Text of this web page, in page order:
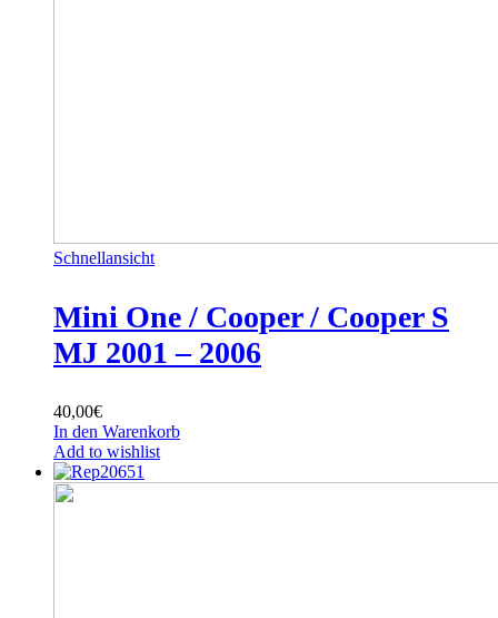
Schnellansicht
Mini One / Cooper / Cooper S
MJ 2001 – 2006
40,00€
In den Warenkorb
Add to wishlist